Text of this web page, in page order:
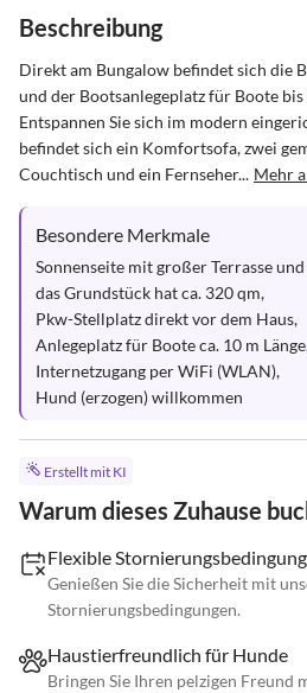
Beschreibung
Direkt am Bungalow befindet sich die
und der Bootsanlegeplatz für Boote bis
Entspannen Sie sich im modern
befindet sich ein Komfortsofa, zwei
Couchtisch und ein Fernseher... Mehr
Besondere Merkmale
Sonnenseite mit großer Terrasse und
das Grundstück hat ca. 320 qm,
Pkw-Stellplatz direkt vor dem Haus,
Anlegeplatz für Boote ca. 10 m
Internetzugang per WiFi (WLAN),
Hund (erzogen) willkommen
Erstellt mit KI
Warum dieses Zuhause
Flexible
Genießen Sie die Sicherheit mit
Stornierungsbedingungen.
Haustierfreundlich für Hunde
Bringen Sie Ihren pelzigen Freund